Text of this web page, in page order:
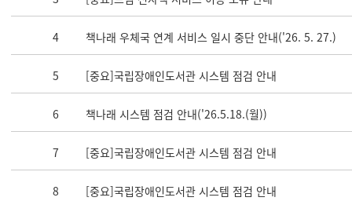
4 책나래 우체국 연계 서비스 일시 중단 안내('26. 5. 27.)
5 [중요]국립장애인도서관 시스템 점검 안내
6 책나래 시스템 점검 안내('26.5.18.(월))
7 [중요]국립장애인도서관 시스템 점검 안내
8 [중요]국립장애인도서관 시스템 점검 안내